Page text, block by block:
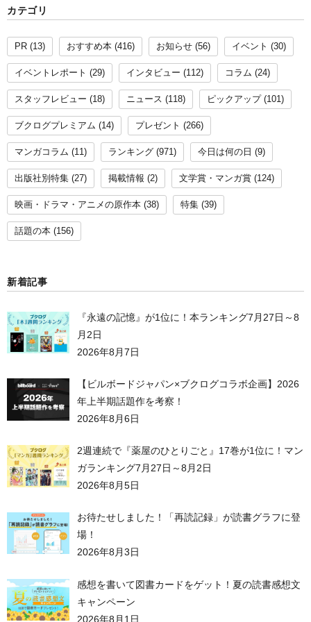
カテゴリ
PR (13) おすすめ本 (416) お知らせ (56) イベント (30)
イベントレポート (29) インタビュー (112) コラム (24)
スタッフレビュー (18) ニュース (118) ピックアップ (101)
ブクログプレミアム (14) プレゼント (266)
マンガコラム (11) ランキング (971) 今日は何の日 (9)
出版社別特集 (27) 掲載情報 (2) 文学賞・マンガ賞 (124)
映画・ドラマ・アニメの原作本 (38) 特集 (39)
話題の本 (156)
新着記事
『永遠の記憶』が1位に！本ランキング7月27日～8
月2日
2026年8月7日
【ビルボードジャパン×ブクログコラボ企画】2026
年上半期話題作を考察！
2026年8月6日
2週連続で『薬屋のひとりごと』17巻が1位に！マン
ガランキング7月27日～8月2日
2026年8月5日
お待たせしました！「再読記録」が読書グラフに登
場！
2026年8月3日
感想を書いて図書カードをゲット！夏の読書感想文
キャンペーン
2026年8月1日